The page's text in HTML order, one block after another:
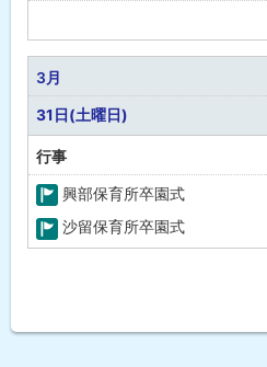
定
な
し
3月
31日(土曜日)
行事
町
の
興部保育所卒園式
町
事
沙留保育所卒園式